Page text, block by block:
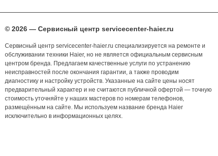
© 2026 — Сервисный центр servicecenter-haier.ru
Сервисный центр servicecenter-haier.ru специализируется на ремонте и
обслуживании техники Haier, но не является официальным сервисным
центром бренда. Предлагаем качественные услуги по устранению
неисправностей после окончания гарантии, а также проводим
диагностику и настройку устройств. Указанные на сайте цены носят
предварительный характер и не считаются публичной офертой — точную
стоимость уточняйте у наших мастеров по номерам телефонов,
размещённым на сайте. Мы используем название бренда Haier
исключительно в информационных целях.